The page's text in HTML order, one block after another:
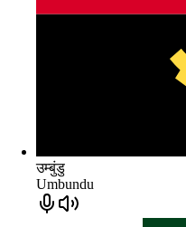
उम्बुंडु
Umbundu